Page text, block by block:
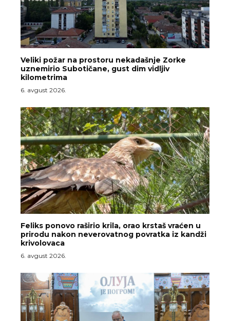
Veliki požar na prostoru nekadašnje Zorke
uznemirio Subotičane, gust dim vidljiv
kilometrima
6. avgust 2026.
Feliks ponovo raširio krila, orao krstaš vraćen u
prirodu nakon neverovatnog povratka iz kandži
krivolovaca
6. avgust 2026.